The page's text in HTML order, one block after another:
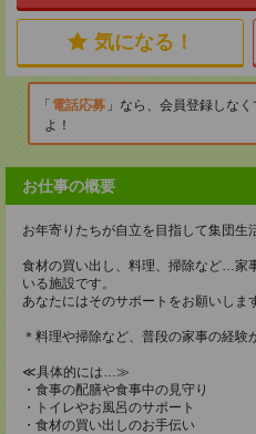
気になる！
電話応募
なら、会員登録しな
よ！
お仕事の概要
お年寄りたちが自立を目指して集団生
食材の買い出し、料理、掃除など…家
いる施設です。
あなたにはそのサポートをお願いしま
＊料理や掃除など、普段の家事の経験
≪具体的には…≫
・食事の配膳や食事中の見守り
・トイレやお風呂のサポート
・食材の買い出しのお手伝い